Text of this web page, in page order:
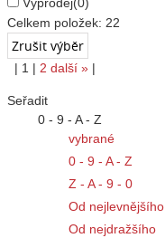
Výprodej(0)
Celkem položek: 22
| 1 | 2 další » |
Seřadit
0 - 9 - A - Z
vybrané
0 - 9 - A - Z
Z - A - 9 - 0
Od nejlevnějšího
Od nejdražšího